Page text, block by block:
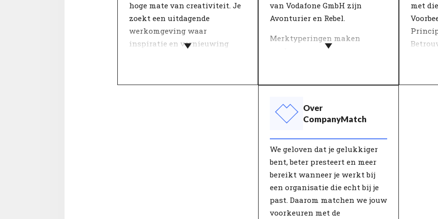
de
gebied
een
hoge mate van creativiteit. Je
zoekt een uitdagende
werkomgeving waar
inspiratie en vernieuwing
van Vodafone GmbH zijn
Avonturier en Rebel.
Merktyperingen maken
werkgeversmerken en mensen
gebruikt worden gevormd door
selecties van waarden die
samen voor een
karakteristieke identiteit
staan. Zowel mensen als
organisaties hebben een eigen
unieke samenstelling van
deze typeringen.
met
Over
CompanyMatch
We geloven dat je gelukkiger
bent, beter presteert en meer
bereikt wanneer je werkt bij
een organisatie die echt bij je
past. Daarom matchen we jouw
voorkeuren met de